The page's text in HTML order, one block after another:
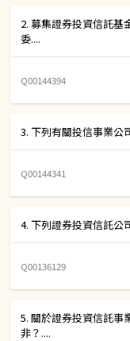
2. 募集證券投資信託基
委....
Q00144394
3. 下列有關投信事業公
Q00144341
4. 下列證券投資信託公
Q00136129
5. 關於證券投資信託事
非？....